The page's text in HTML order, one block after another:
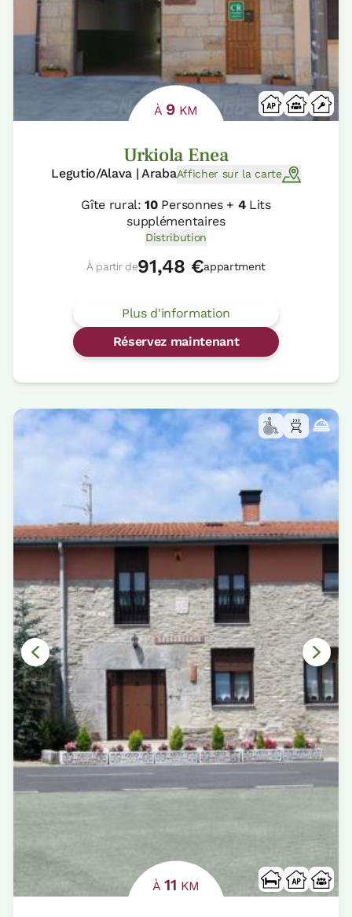
À 9 KM
Urkiola Enea
Legutio/Alava | ArabaAfficher sur la carte
Gîte rural:10Personnes + 4Lits
supplémentaires
Distribution
À partir de91,48 €appartment
Plus d'information
Réservez maintenant
À11 KM